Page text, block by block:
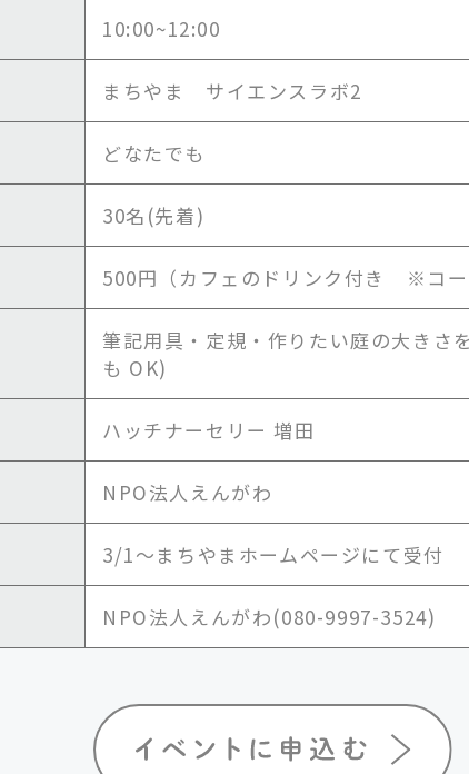
10:00~12:00
まちやま サイエンスラボ2
どなたでも
30名(先着)
500円（カフェのドリンク付き ※コー
筆記用具・定規・作りたい庭の大きさ
も OK)
ハッチナーセリー 増田
NPO法人えんがわ
3/1～まちやまホームページにて受付
NPO法人えんがわ(080-9997-3524)